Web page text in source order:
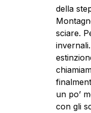
della
sciare.
un po’
con gli